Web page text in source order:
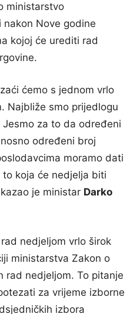
ministarstvo
Nove godine
kojoj će urediti rad
ćemo s jednom vrlo
Najbliže smo prijedlogu
za to da određeni
određeni broj
moramo dati
koja će nedjelja biti
je ministar Darko
nedjeljom vrlo širok
ministarstva Zakon o
rad nedjeljom. To pitanje
za vrijeme izborne
izbora